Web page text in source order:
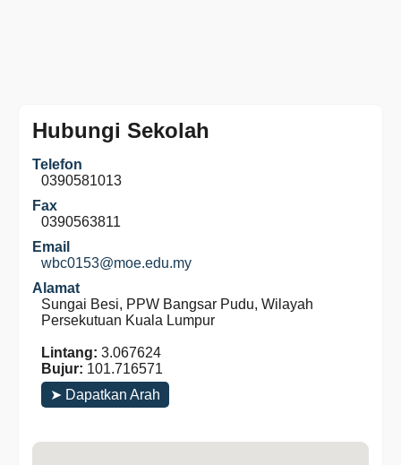
Hubungi Sekolah
Telefon
0390581013
Fax
0390563811
Email
wbc0153@moe.edu.my
Alamat
Sungai Besi, PPW Bangsar Pudu, Wilayah
Persekutuan Kuala Lumpur
Lintang: 3.067624
Bujur: 101.716571
➤ Dapatkan Arah